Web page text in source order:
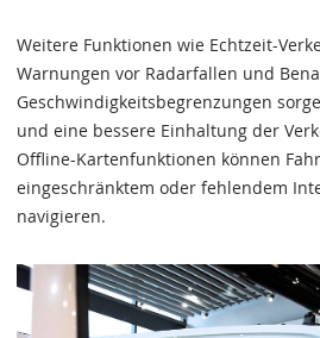
Weitere Funktionen wie Echtzeit-
Warnungen vor Radarfallen und
Geschwindigkeitsbegrenzungen
und eine bessere Einhaltung der
Offline-Kartenfunktionen können
eingeschränktem oder fehlendem
navigieren.